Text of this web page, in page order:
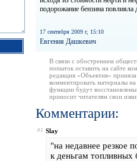
подорожание бензина повлияла
17 сентября 2009 г, 15:10
Евгения Дашкевич
В связи с обострением
попыток оставить на сайте
редакция «Объектив»
комментировать материалы
функции будут
приносит читателям свои
Комментарии:
#1 Slay
"на недавнее резкое
к деньгам топливных